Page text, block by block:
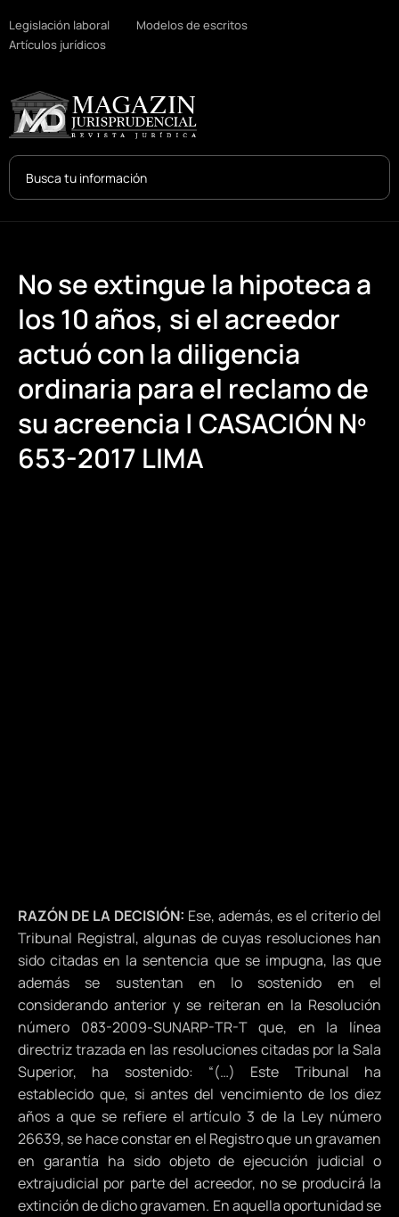
Legislación laboral
Modelos de escritos
Artículos jurídicos
Search
No se extingue la hipoteca a
los 10 años, si el acreedor
actuó con la diligencia
ordinaria para el reclamo de
su acreencia | CASACIÓN Nº
653-2017 LIMA
RAZÓN DE LA DECISIÓN: Ese, además, es el criterio del
Tribunal Registral, algunas de cuyas resoluciones han
sido citadas en la sentencia que se impugna, las que
además se sustentan en lo sostenido en el
considerando anterior y se reiteran en la Resolución
número 083-2009-SUNARP-TR-T que, en la línea
directriz trazada en las resoluciones citadas por la Sala
Superior, ha sostenido: “(…) Este Tribunal ha
establecido que, si antes del vencimiento de los diez
años a que se refiere el artículo 3 de la Ley número
26639, se hace constar en el Registro que un gravamen
en garantía ha sido objeto de ejecución judicial o
extrajudicial por parte del acreedor, no se producirá la
extinción de dicho gravamen. En aquella oportunidad se